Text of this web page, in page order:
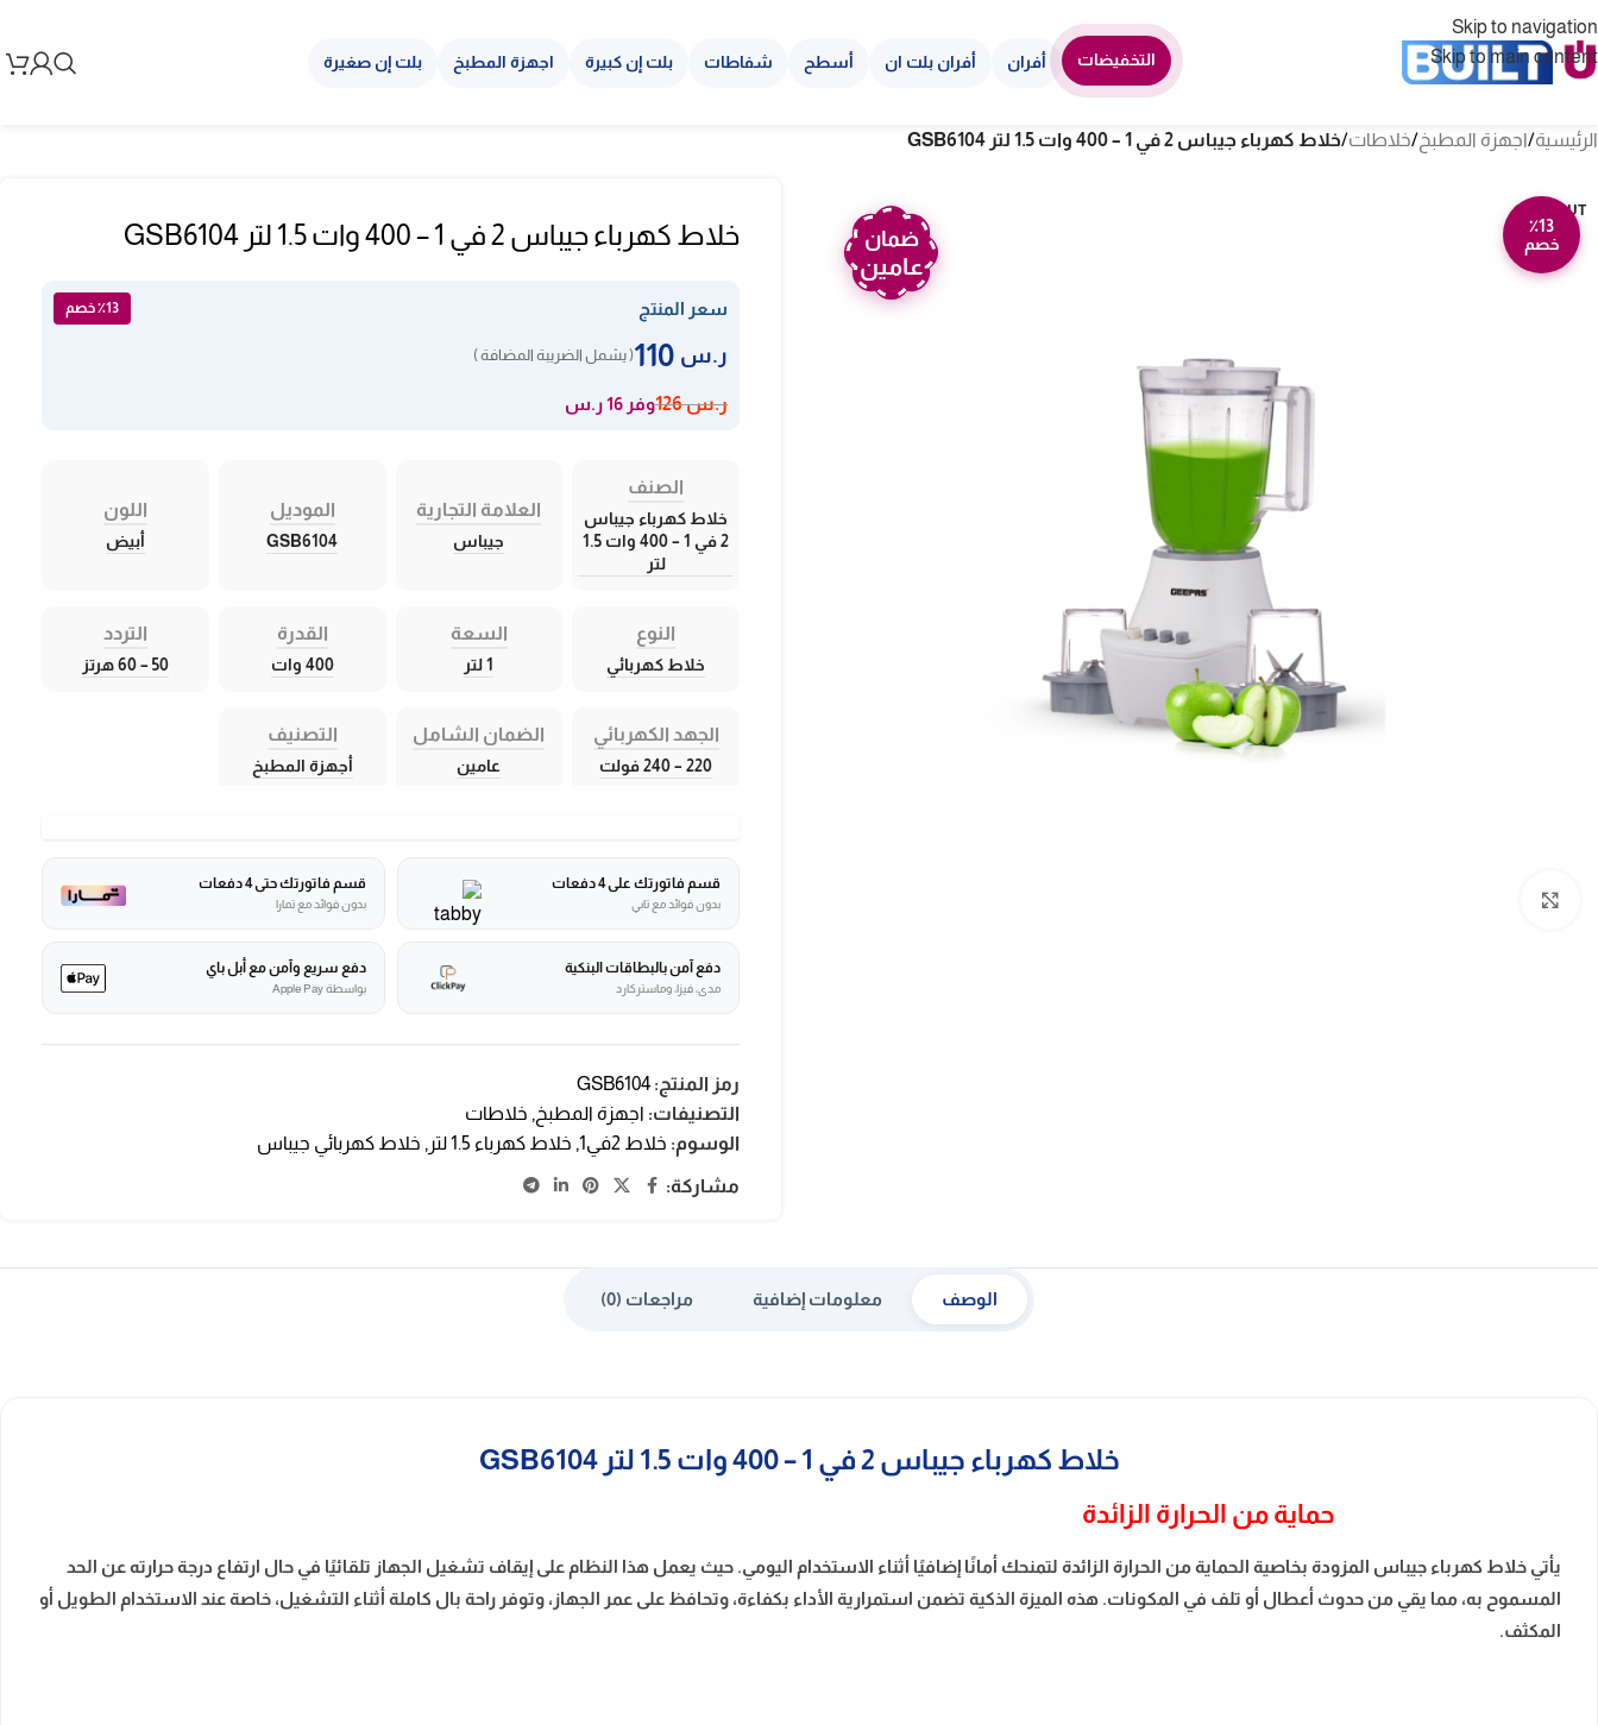
Skip to navigation
Skip to main content
التخفيضات أفران أفران بلت ان أسطح شفاطات بلت إن كبيرة اجهزة المطبخ بلت إن صغيرة
الرئيسية/اجهزة المطبخ/خلاطات/خلاط كهرباء جيباس 2 في 1 – 400 وات 1.5 لتر GSB6104
SOLD OUT
٪13
خصم
ضمان
عامين
خلاط كهرباء جيباس 2 في 1 – 400 وات 1.5 لتر GSB6104
سعر المنتج ٪13 خصم
ر.س ( يشمل الضريبة المضافة )
ر.س126 وفر 16 ر.س
الصنف
خلاط كهرباء جيباس
2 في 1 – 400 وات 1.5
لتر
العلامة التجارية
جيباس
الموديل
GSB6104
اللون
أبيض
النوع
خلاط كهربائي
السعة
1 لتر
القدرة
400 وات
التردد
50 – 60 هرتز
الجهد الكهربائي
220 – 240 فولت
الضمان الشامل
عامين
التصنيف
أجهزة المطبخ
قسم فاتورتك على 4 دفعات
بدون فوائد مع تابي
قسم فاتورتك حتى 4 دفعات
بدون فوائد مع تمارا
دفع آمن بالبطاقات البنكية
مدى، فيزا، وماستركارد
دفع سريع وآمن مع أبل باي
بواسطة Apple Pay
رمز المنتج:GSB6104
التصنيفات: اجهزة المطبخ , خلاطات
الوسوم: خلاط 2في1 , خلاط كهرباء 1.5 لتر , خلاط كهربائي جيباس
مشاركة:
الوصف معلومات إضافية مراجعات (0)
خلاط كهرباء جيباس 2 في 1 – 400 وات 1.5 لتر GSB6104
حماية من الحرارة الزائدة
يأتي خلاط كهرباء جيباس المزودة بخاصية الحماية من الحرارة الزائدة لتمنحك أمانًا إضافيًا أثناء الاستخدام اليومي. حيث يعمل هذا النظام على إيقاف تشغيل الجهاز تلقائيًا في حال ارتفاع درجة حرارته عن الحد
المسموح به، مما يقي من حدوث أعطال أو تلف في المكونات. هذه الميزة الذكية تضمن استمرارية الأداء بكفاءة، وتحافظ على عمر الجهاز، وتوفر راحة بال كاملة أثناء التشغيل، خاصة عند الاستخدام الطويل أو
المكثف.